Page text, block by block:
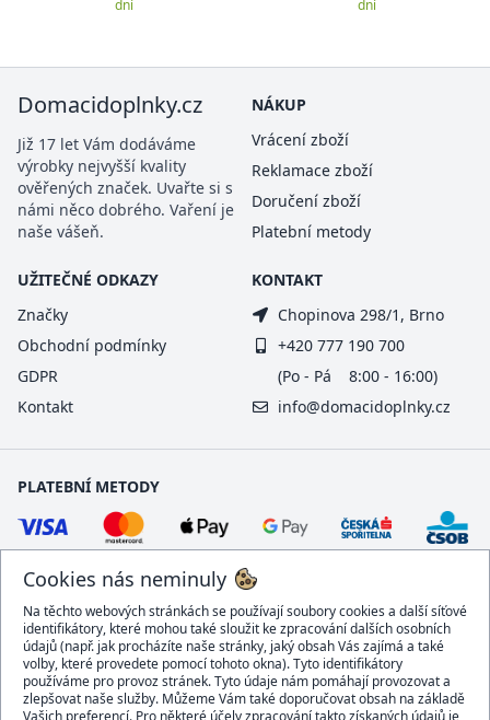
dní
dní
Cookies nás neminuly
Na těchto webových stránkách se používají soubory cookies a další síťové
identifikátory, které mohou také sloužit ke zpracování dalších osobních
údajů (např. jak procházíte naše stránky, jaký obsah Vás zajímá a také
volby, které provedete pomocí tohoto okna). Tyto identifikátory
používáme pro provoz stránek. Tyto údaje nám pomáhají provozovat a
zlepšovat naše služby. Můžeme Vám také doporučovat obsah na základě
Vašich preferencí. Pro některé účely zpracování takto získaných údajů je
Domacidoplnky.cz
Již 17 let Vám dodáváme
výrobky nejvyšší kvality
ověřených značek. Uvařte si s
námi něco dobrého. Vaření je
naše vášeň.
NÁKUP
Vrácení zboží
Reklamace zboží
Doručení zboží
Platební metody
UŽITEČNÉ ODKAZY
Značky
Obchodní podmínky
GDPR
Kontakt
KONTAKT
Chopinova 298/1, Brno
+420 777 190 700
(Po - Pá 8:00 - 16:00)
info@domacidoplnky.cz
PLATEBNÍ METODY
DOPRAVCI